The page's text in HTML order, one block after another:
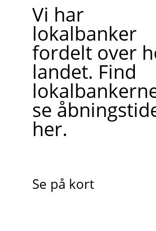
Vi har
lokalbanker
fordelt over
landet. Find
se
her.
Se på kort